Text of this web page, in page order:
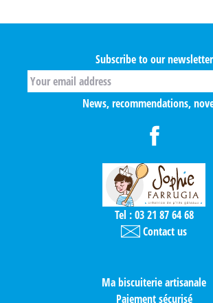
Tel : 03 21 87 64 68
Contact us
Ma biscuiterie artisanale
Paiement sécurisé
Subscribe to our newsletter
News, recommendations,